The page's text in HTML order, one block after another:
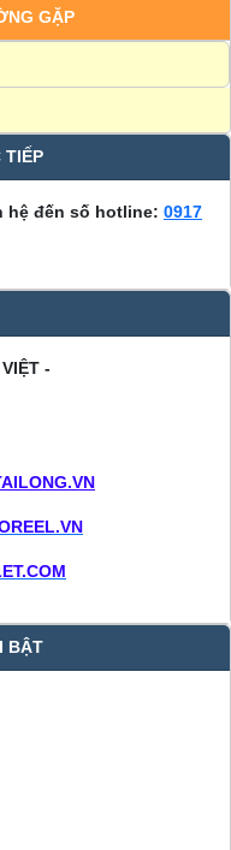
GẶP
TIẾP
hệ đến số hotline: 0917
-
BẬT